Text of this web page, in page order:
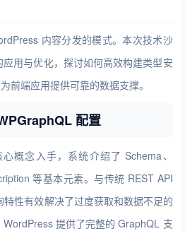
内容分发的模式。本次技术沙
用与优化，探讨如何高效构建类型安
前端应用提供可靠的数据支撑。
配置
概念入手，系统介绍了 Schema、
等基本元素。与传统 REST API
性有效解决了过度获取和数据不足的
提供了完整的 GraphQL 支